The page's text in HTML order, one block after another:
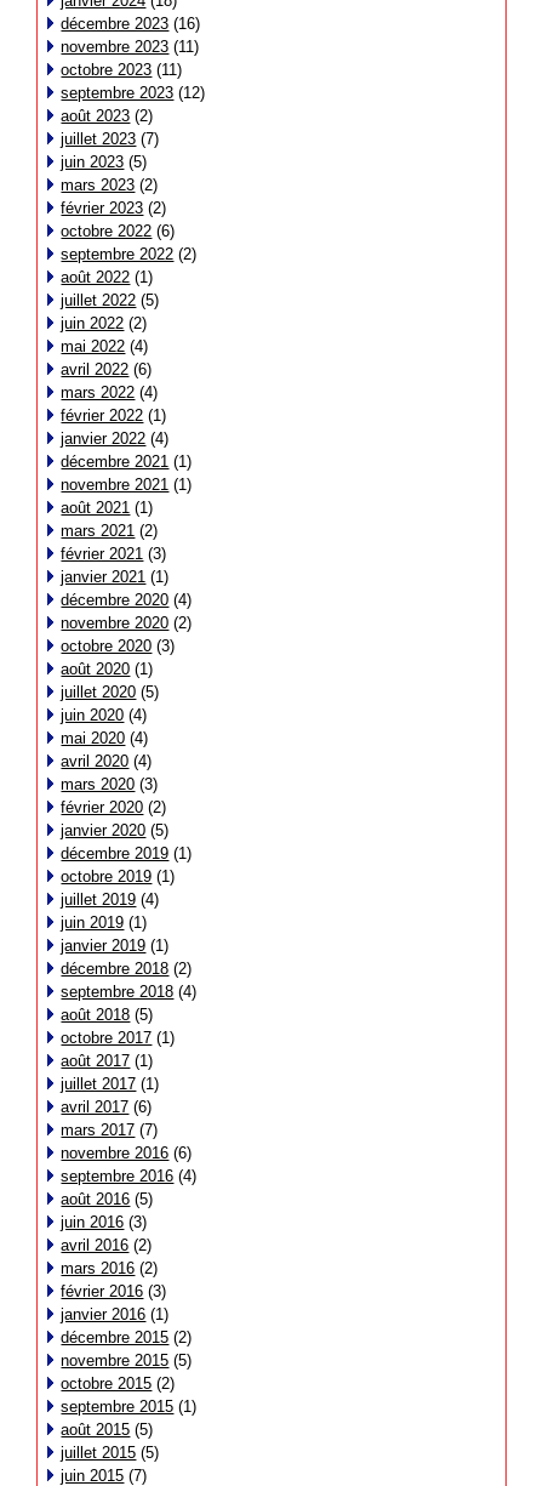
décembre 2023 (16)
novembre 2023 (11)
octobre 2023 (11)
septembre 2023 (12)
août 2023 (2)
juillet 2023 (7)
juin 2023 (5)
mars 2023 (2)
février 2023 (2)
octobre 2022 (6)
septembre 2022 (2)
août 2022 (1)
juillet 2022 (5)
juin 2022 (2)
mai 2022 (4)
avril 2022 (6)
mars 2022 (4)
février 2022 (1)
janvier 2022 (4)
décembre 2021 (1)
novembre 2021 (1)
août 2021 (1)
mars 2021 (2)
février 2021 (3)
janvier 2021 (1)
décembre 2020 (4)
novembre 2020 (2)
octobre 2020 (3)
août 2020 (1)
juillet 2020 (5)
juin 2020 (4)
mai 2020 (4)
avril 2020 (4)
mars 2020 (3)
février 2020 (2)
janvier 2020 (5)
décembre 2019 (1)
octobre 2019 (1)
juillet 2019 (4)
juin 2019 (1)
janvier 2019 (1)
décembre 2018 (2)
septembre 2018 (4)
août 2018 (5)
octobre 2017 (1)
août 2017 (1)
juillet 2017 (1)
avril 2017 (6)
mars 2017 (7)
novembre 2016 (6)
septembre 2016 (4)
août 2016 (5)
juin 2016 (3)
avril 2016 (2)
mars 2016 (2)
février 2016 (3)
janvier 2016 (1)
décembre 2015 (2)
novembre 2015 (5)
octobre 2015 (2)
septembre 2015 (1)
août 2015 (5)
juillet 2015 (5)
juin 2015 (7)